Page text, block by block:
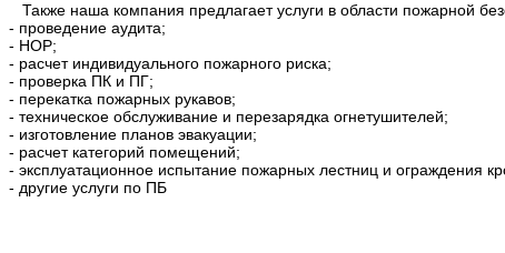
Также наша компания предлагает услуги в области пожарной
- проведение аудита;
- НОР;
- расчет индивидуального пожарного риска;
- проверка ПК и ПГ;
- перекатка пожарных рукавов;
- техническое обслуживание и перезарядка огнетушителей;
- изготовление планов эвакуации;
- расчет категорий помещений;
- эксплуатационное испытание пожарных лестниц и ограждения
- другие услуги по ПБ